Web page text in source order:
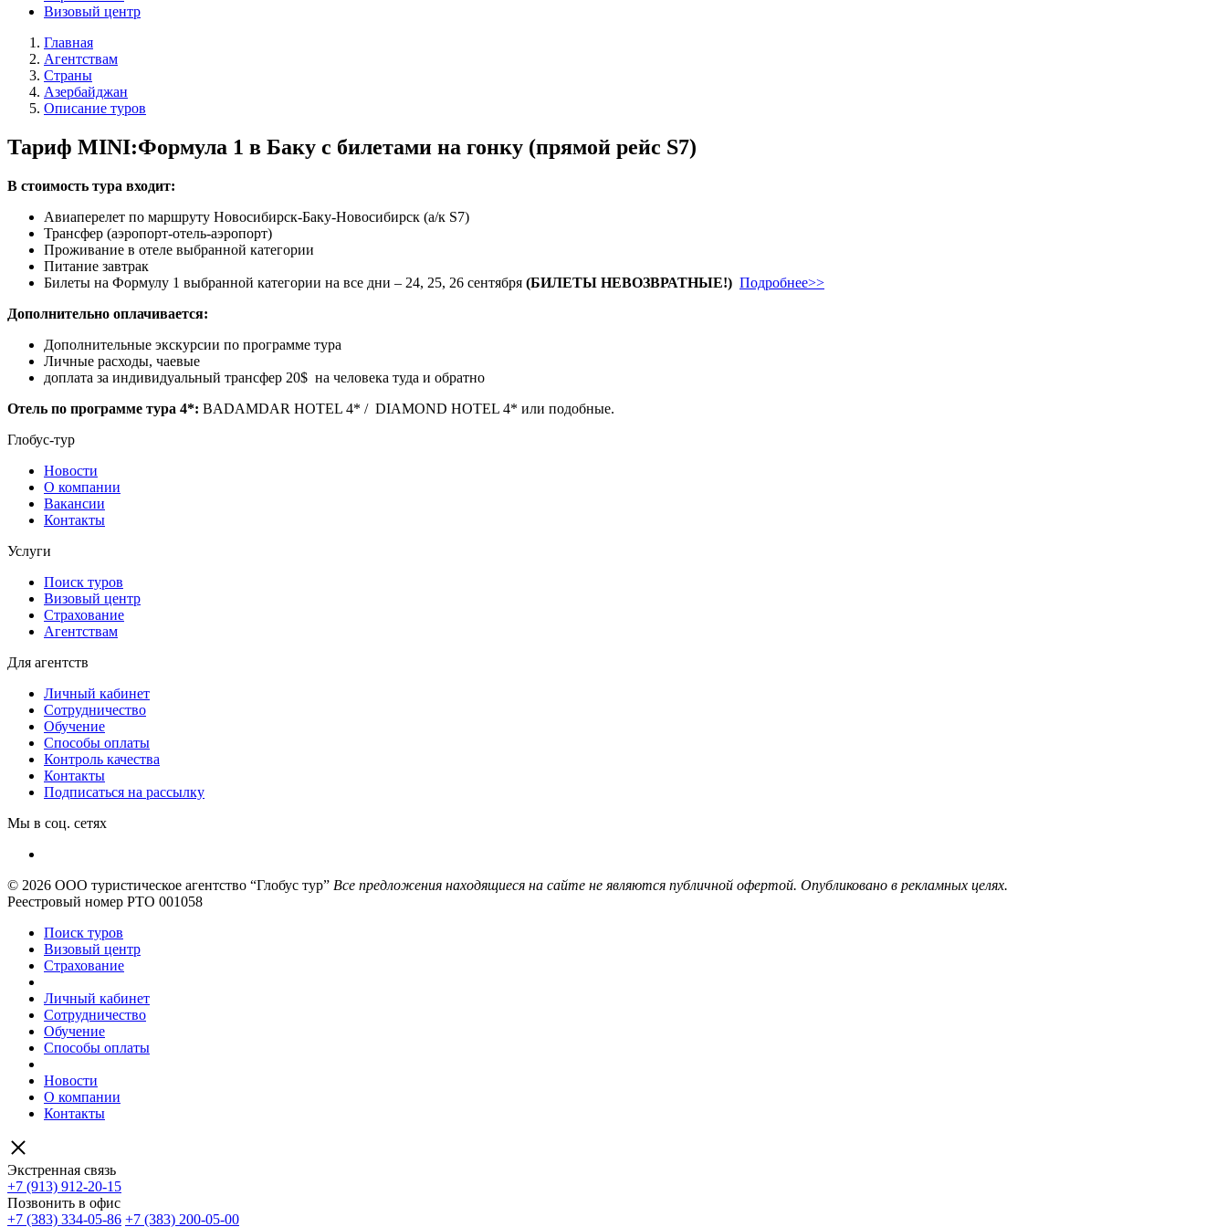
Визовый центр
Главная
Агентствам
Страны
Азербайджан
Описание туров
Тариф MINI:Формула 1 в Баку с билетами на гонку (прямой рейс S7)
В стоимость тура входит:
Авиаперелет по маршруту Новосибирск-Баку-Новосибирск (а/к S7)
Трансфер (аэропорт-отель-аэропорт)
Проживание в отеле выбранной категории
Питание завтрак
Билеты на Формулу 1 выбранной категории на все дни – 24, 25, 26 сентября (БИЛЕТЫ НЕВОЗВРАТНЫЕ!) Подробнее>>
Дополнительно оплачивается:
Дополнительные экскурсии по программе тура
Личные расходы, чаевые
доплата за индивидуальный трансфер 20$ на человека туда и обратно
Отель по программе тура 4*: BADAMDAR HOTEL 4* / DIAMOND HOTEL 4* или подобные.
Глобус-тур
Новости
О компании
Вакансии
Контакты
Услуги
Поиск туров
Визовый центр
Страхование
Агентствам
Для агентств
Личный кабинет
Сотрудничество
Обучение
Способы оплаты
Контроль качества
Контакты
Подписаться на рассылку
Мы в соц. сетях
© 2026 ООО туристическое агентство “Глобус тур” Все предложения находящиеся на сайте не являются публичной офертой. Опубликовано в рекламных целях.
Реестровый номер РТО 001058
Поиск туров
Визовый центр
Страхование
Личный кабинет
Сотрудничество
Обучение
Способы оплаты
Новости
О компании
Контакты
Экстренная связь
+7 (913) 912-20-15
Позвонить в офис
+7 (383) 334-05-86 +7 (383) 200-05-00